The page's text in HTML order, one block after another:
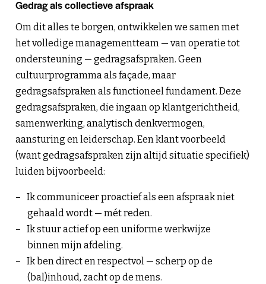
Gedrag als collectieve afspraak
Om dit alles te borgen, ontwikkelen we samen met
het volledige managementteam — van operatie tot
ondersteuning — gedragsafspraken. Geen
cultuurprogramma als façade, maar
gedragsafspraken als functioneel fundament. Deze
gedragsafspraken, die ingaan op klantgerichtheid,
samenwerking, analytisch denkvermogen,
aansturing en leiderschap. Een klant voorbeeld
(want gedragsafspraken zijn altijd situatie specifiek)
luiden bijvoorbeeld:
Ik communiceer proactief als een afspraak niet
gehaald wordt — mét reden.
Ik stuur actief op een uniforme werkwijze
binnen mijn afdeling.
Ik ben direct en respectvol — scherp op de
(bal)inhoud, zacht op de mens.